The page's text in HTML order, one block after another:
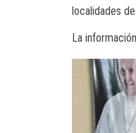
localidades
La